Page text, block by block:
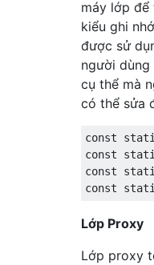
máy lớp
kiểu ghi
được sử
người
cụ thể mà
có thể sửa
const
const
const
const
Lớp Proxy
Lớp proxy